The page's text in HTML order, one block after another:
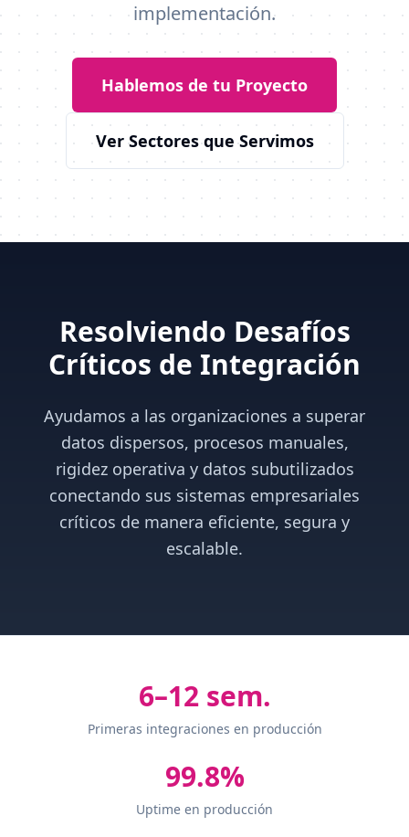
implementación.
Hablemos de tu Proyecto
Ver Sectores que Servimos
Resolviendo Desafíos
Críticos de Integración
Ayudamos a las organizaciones a superar
datos dispersos, procesos manuales,
rigidez operativa y datos subutilizados
conectando sus sistemas empresariales
críticos de manera eficiente, segura y
escalable.
6–12 sem.
Primeras integraciones en producción
99.8%
Uptime en producción